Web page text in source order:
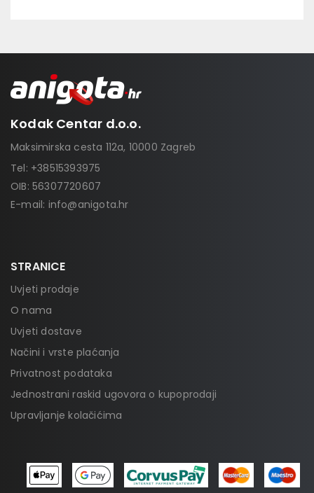
Kodak Centar d.o.o.
Maksimirska cesta 112a, 10000 Zagreb
Tel: +38515393975
OIB: 56307720607
E-mail: info@anigota.hr
STRANICE
Uvjeti prodaje
O nama
Uvjeti dostave
Načini i vrste plaćanja
Privatnost podataka
Jednostrani raskid ugovora o kupoprodaji
Upravljanje kolačićima